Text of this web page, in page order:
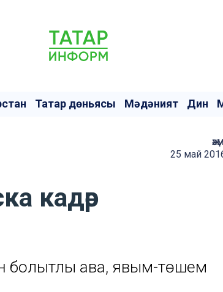
Татар дөньясы Мәдәният Дин
25 май
кадәр
болытлы һава, явым-төшем